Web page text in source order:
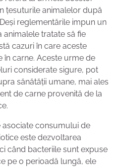
țesuturile animalelor după
reglementările impun un
animalele tratate să fie
cazuri în care aceste
în carne. Aceste urme de
considerate sigure, pot
sănătății umane, mai ales
de carne provenită de la
consumului de
este dezvoltarea
când bacteriile sunt expuse
pe o perioadă lungă, ele